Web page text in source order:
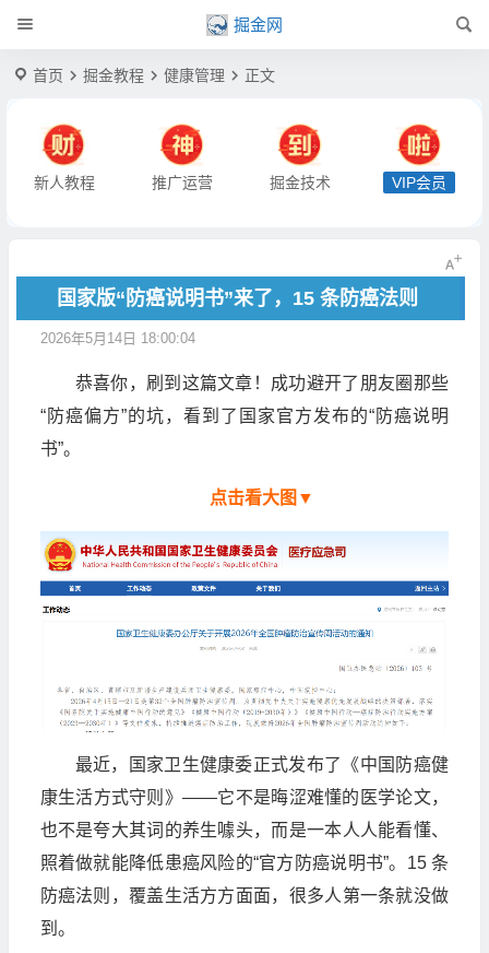
掘金网
首页 掘金教程 健康管理 正文
新人教程 推广运营 掘金技术 VIP会员
国家版“防癌说明书”来了，15 条防癌法则
2026年5月14日 18:00:04
恭喜你，刷到这篇文章！成功避开了朋友圈那些
“防癌偏方”的坑，看到了国家官方发布的“防癌说明
书”。
点击看大图▼
最近，国家卫生健康委正式发布了《中国防癌健
康生活方式守则》——它不是晦涩难懂的医学论文，
也不是夸大其词的养生噱头，而是一本人人能看懂、
照着做就能降低患癌风险的“官方防癌说明书”。15 条
防癌法则，覆盖生活方方面面，很多人第一条就没做
到。